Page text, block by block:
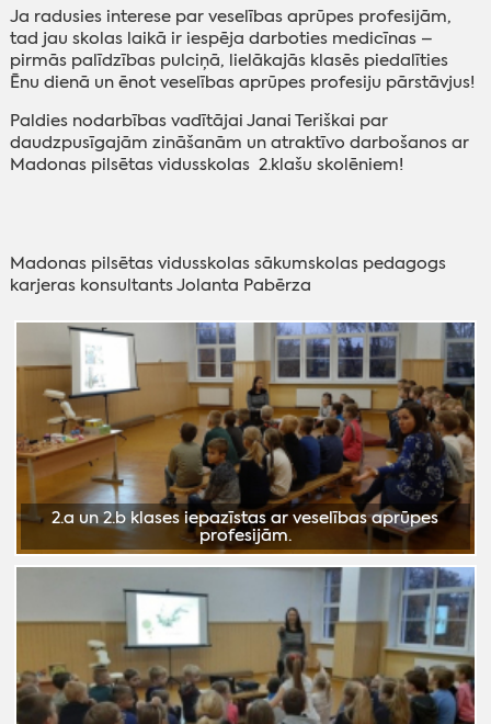
Ja radusies interese par veselības aprūpes profesijām,
tad jau skolas laikā ir iespēja darboties medicīnas –
pirmās palīdzības pulciņā, lielākajās klasēs piedalīties
Ēnu dienā un ēnot veselības aprūpes profesiju pārstāvjus!
Paldies nodarbības vadītājai Janai Teriškai par
daudzpusīgajām zināšanām un atraktīvo darbošanos ar
Madonas pilsētas vidusskolas 2.klašu skolēniem!
Madonas pilsētas vidusskolas sākumskolas pedagogs
karjeras konsultants Jolanta Pabērza